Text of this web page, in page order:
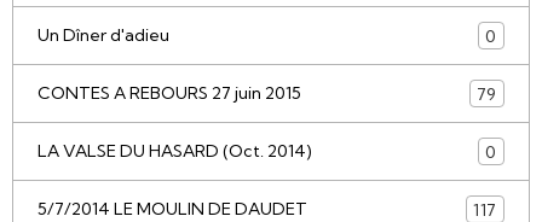
Un Dîner d'adieu 0
CONTES A REBOURS 27 juin 2015 79
LA VALSE DU HASARD (Oct. 2014) 0
5/7/2014 LE MOULIN DE DAUDET 117